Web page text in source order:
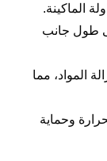
الماكينة.
طول جانب
المواد، مما
وحماية